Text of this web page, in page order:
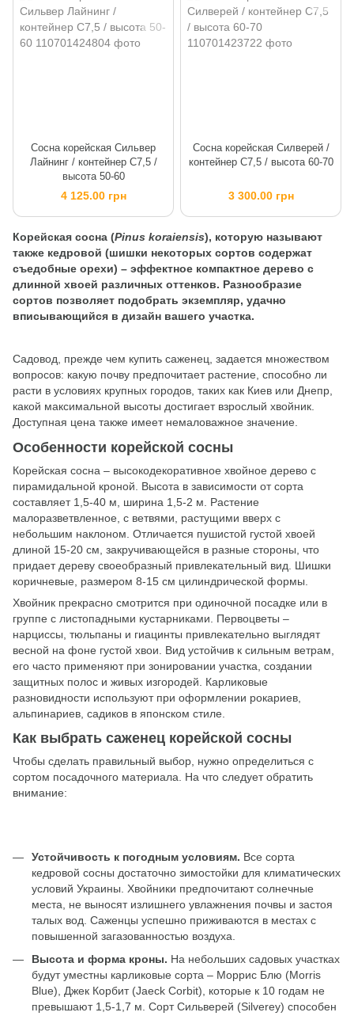
Сосна корейская Сильвер
Лайнинг / контейнер C7,5 /
высота 50-60
4 125.00 грн
Сосна корейская Силверей /
контейнер C7,5 / высота 60-70
3 300.00 грн
Корейская сосна (Pinus koraiensis), которую называют
также кедровой (шишки некоторых сортов содержат
съедобные орехи) – эффектное компактное дерево с
длинной хвоей различных оттенков. Разнообразие
сортов позволяет подобрать экземпляр, удачно
вписывающийся в дизайн вашего участка.
Садовод, прежде чем купить саженец, задается множеством
вопросов: какую почву предпочитает растение, способно ли
расти в условиях крупных городов, таких как Киев или Днепр,
какой максимальной высоты достигает взрослый хвойник.
Доступная цена также имеет немаловажное значение.
Особенности корейской сосны
Корейская сосна – высокодекоративное хвойное дерево с
пирамидальной кроной. Высота в зависимости от сорта
составляет 1,5-40 м, ширина 1,5-2 м. Растение
малоразветвленное, с ветвями, растущими вверх с
небольшим наклоном. Отличается пушистой густой хвоей
длиной 15-20 см, закручивающейся в разные стороны, что
придает дереву своеобразный привлекательный вид. Шишки
коричневые, размером 8-15 см цилиндрической формы.
Хвойник прекрасно смотрится при одиночной посадке или в
группе с листопадными кустарниками. Первоцветы –
нарциссы, тюльпаны и гиацинты привлекательно выглядят
весной на фоне густой хвои. Вид устойчив к сильным ветрам,
его часто применяют при зонировании участка, создании
защитных полос и живых изгородей. Карликовые
разновидности используют при оформлении рокариев,
альпинариев, садиков в японском стиле.
Как выбрать саженец корейской сосны
Чтобы сделать правильный выбор, нужно определиться с
сортом посадочного материала. На что следует обратить
внимание:
Устойчивость к погодным условиям. Все сорта
кедровой сосны достаточно зимостойки для климатических
условий Украины. Хвойники предпочитают солнечные
места, не выносят излишнего увлажнения почвы и застоя
талых вод. Саженцы успешно приживаются в местах с
повышенной загазованностью воздуха.
Высота и форма кроны. На небольших садовых участках
будут уместны карликовые сорта – Моррис Блю (Morris
Blue), Джек Корбит (Jaeck Corbit), которые к 10 годам не
превышают 1,5-1,7 м. Сорт Сильверей (Silverey) способен